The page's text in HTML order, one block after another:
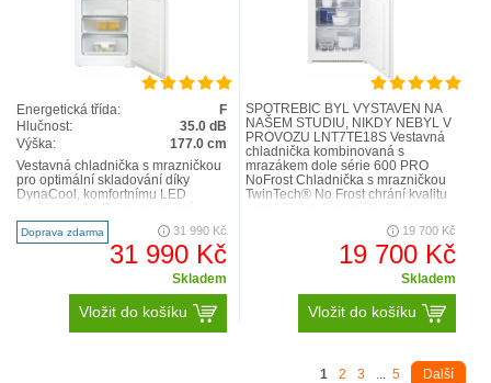
Energetická třída:
F
Hlučnost:
35.0 dB
Výška:
177.0 cm
Vestavná chladnička s mrazničkou
pro optimální skladování díky
DynaCool, komfortnímu LED
zásuvka s nastavitelnou vlh..
Doprava zdarma 31 990 Kč
31 990 Kč
Skladem
Vložit do košíku
SPOTŘEBIČ BYL VYSTAVEN NA
NAŠEM STUDIU, NIKDY NEBYL V
PROVOZU LNT7TE18S Vestavná
chladnička kombinovaná s
mrazákem dole série 600 PRO
NoFrost Chladnička s mrazničkou
TwinTech® No Frost chrání kvalitu
se dvěma nezávislými chladicími
19 700 Kč
19 700 Kč
Skladem
Vložit do košíku
1 2 3 ... 5 Další